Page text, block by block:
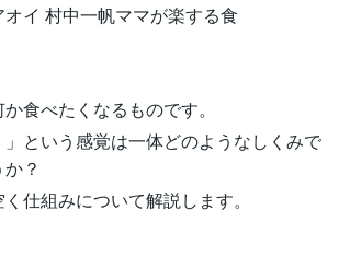
イ 村中一帆ママが楽する食
食べたくなるものです。
という感覚は一体どのようなしくみで
？
仕組みについて解説します。